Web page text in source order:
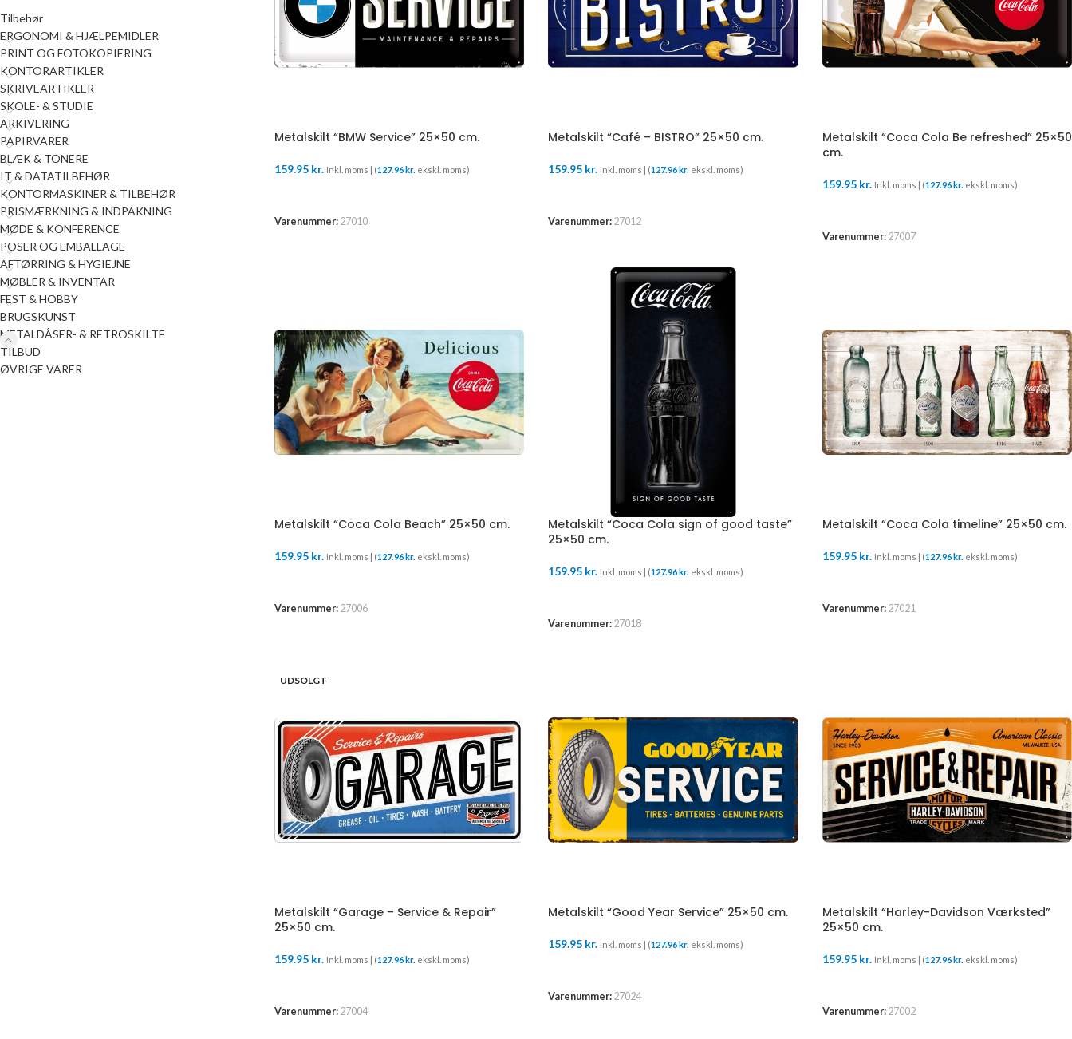
Tilbehør
ERGONOMI & HJÆLPEMIDLER
PRINT OG FOTOKOPIERING
KONTORARTIKLER
SKRIVEARTIKLER
SKOLE- & STUDIE
ARKIVERING
PAPIRVARER
BLÆK & TONERE
IT & DATATILBEHØR
KONTORMASKINER & TILBEHØR
PRISMÆRKNING & INDPAKNING
MØDE & KONFERENCE
POSER OG EMBALLAGE
AFTØRRING & HYGIEJNE
MØBLER & INVENTAR
FEST & HOBBY
BRUGSKUNST
METALDÅSER- & RETROSKILTE
TILBUD
ØVRIGE VARER
Metalskilt “BMW Service” 25×50 cm.
159.95 kr. Inkl. moms | (127.96kr. ekskl. moms)
Varenummer: 27010
Metalskilt “Café – BISTRO” 25×50 cm.
159.95 kr. Inkl. moms | (127.96kr. ekskl. moms)
Varenummer: 27012
Metalskilt “Coca Cola Be refreshed” 25×50
cm.
159.95 kr. Inkl. moms | (127.96kr. ekskl. moms)
Varenummer: 27007
Metalskilt “Coca Cola Beach” 25×50 cm.
159.95 kr. Inkl. moms | (127.96 kr. ekskl. moms)
Varenummer: 27006
Metalskilt “Coca Cola sign of good taste”
25×50 cm.
159.95 kr. Inkl. moms | (127.96 kr. ekskl. moms)
Varenummer: 27018
Metalskilt “Coca Cola timeline” 25×50 cm.
159.95 kr. Inkl. moms | (127.96 kr. ekskl. moms)
Varenummer: 27021
UDSOLGT
Metalskilt “Garage – Service & Repair”
25×50 cm.
159.95 kr. Inkl. moms | (127.96 kr. ekskl. moms)
Varenummer: 27004
Metalskilt “Good Year Service” 25×50 cm.
159.95 kr. Inkl. moms | (127.96 kr. ekskl. moms)
Varenummer: 27024
Metalskilt “Harley-Davidson Værksted”
25×50 cm.
159.95 kr. Inkl. moms | (127.96 kr. ekskl. moms)
Varenummer: 27002